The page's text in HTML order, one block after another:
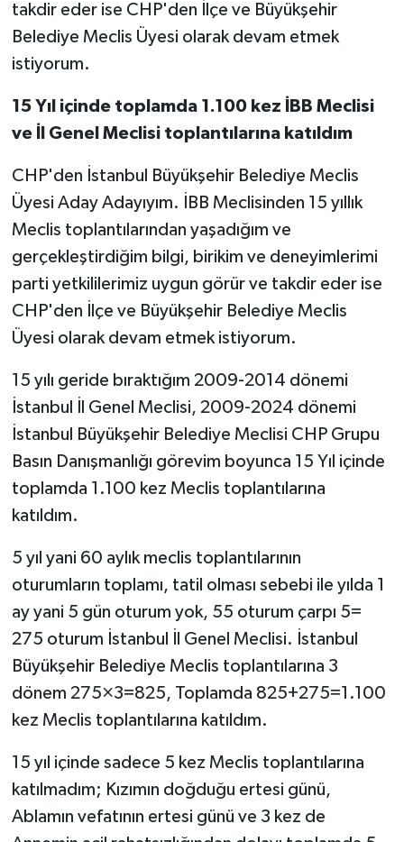
takdir eder ise CHP'den İlçe ve Büyükşehir
Belediye Meclis Üyesi olarak devam etmek
istiyorum.
15 Yıl içinde toplamda 1.100 kez İBB Meclisi
ve İl Genel Meclisi toplantılarına katıldım
CHP'den İstanbul Büyükşehir Belediye Meclis
Üyesi Aday Adayıyım. İBB Meclisinden 15 yıllık
Meclis toplantılarından yaşadığım ve
gerçekleştirdiğim bilgi, birikim ve deneyimlerimi
parti yetkililerimiz uygun görür ve takdir eder ise
CHP'den İlçe ve Büyükşehir Belediye Meclis
Üyesi olarak devam etmek istiyorum.
15 yılı geride bıraktığım 2009-2014 dönemi
İstanbul İl Genel Meclisi, 2009-2024 dönemi
İstanbul Büyükşehir Belediye Meclisi CHP Grupu
Basın Danışmanlığı görevim boyunca 15 Yıl içinde
toplamda 1.100 kez Meclis toplantılarına
katıldım.
5 yıl yani 60 aylık meclis toplantılarının
oturumların toplamı, tatil olması sebebi ile yılda 1
ay yani 5 gün oturum yok, 55 oturum çarpı 5=
275 oturum İstanbul İl Genel Meclisi. İstanbul
Büyükşehir Belediye Meclis toplantılarına 3
dönem 275×3=825, Toplamda 825+275=1.100
kez Meclis toplantılarına katıldım.
15 yıl içinde sadece 5 kez Meclis toplantılarına
katılmadım; Kızımın doğduğu ertesi günü,
Ablamın vefatının ertesi günü ve 3 kez de